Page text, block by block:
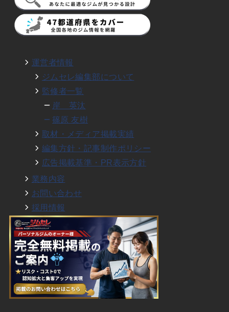
運営者情報
ジムセレ編集部について
監修者一覧
岸 英汰
篠原 友樹
取材・メディア掲載実績
編集方針・記事制作ポリシー
広告掲載基準・PR表示方針
業務内容
お問い合わせ
採用情報